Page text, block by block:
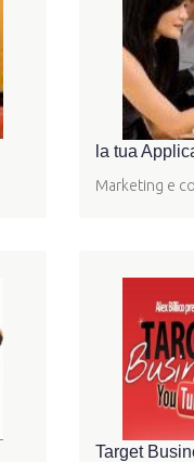
la tua
Marketing e
Target